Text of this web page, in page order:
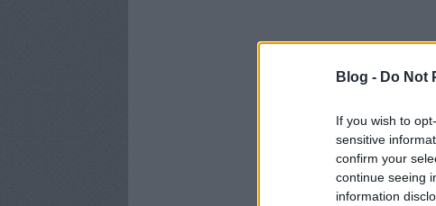
Blog - Do Not
If you wish to
sensitive
confirm your
continue seeing
information